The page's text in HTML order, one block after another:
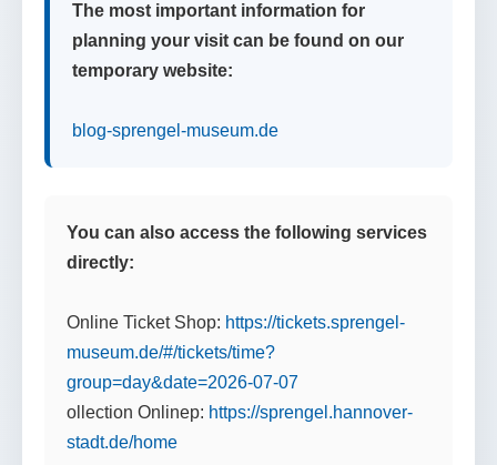
The most important information for
planning your visit can be found on our
temporary website:
blog-sprengel-museum.de
You can also access the following services
directly:
Online Ticket Shop: https://tickets.sprengel-
museum.de/#/tickets/time?
group=day&date=2026-07-07
ollection Onlinep: https://sprengel.hannover-
stadt.de/home